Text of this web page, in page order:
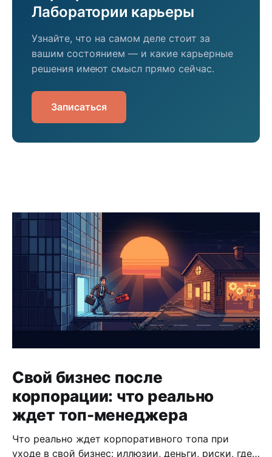
Лаборатории карьеры
Узнайте, что на самом деле стоит за
вашим состоянием — и какие карьерные
решения имеют смысл прямо сейчас.
Записаться
Свой бизнес после
корпорации: что реально
ждет топ-менеджера
Что реально ждет корпоративного топа при
уходе в свой бизнес: иллюзии, деньги, риски, где